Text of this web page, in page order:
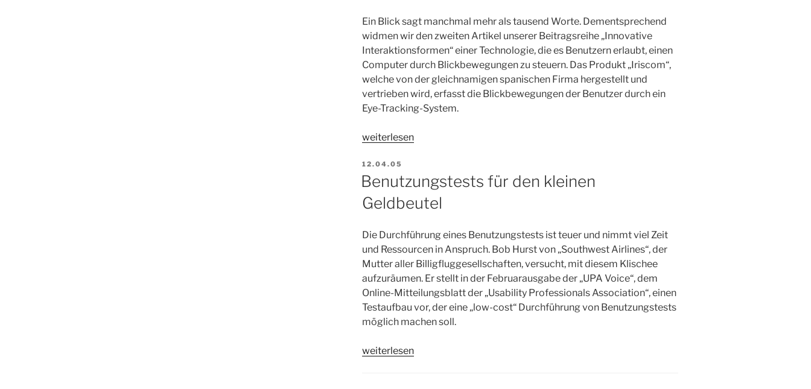
Ein Blick sagt manchmal mehr als tausend Worte. Dementsprechend
widmen wir den zweiten Artikel unserer Beitragsreihe „Innovative
Interaktionsformen“ einer Technologie, die es Benutzern erlaubt, einen
Computer durch Blickbewegungen zu steuern. Das Produkt „Iriscom“,
welche von der gleichnamigen spanischen Firma hergestellt und
vertrieben wird, erfasst die Blickbewegungen der Benutzer durch ein
Eye-Tracking-System.
„Klicken
Blicken“
weiterlesen
VERÖFFENTLICHT
AM
12.04.05
Benutzungstests für den kleinen
Geldbeutel
Die Durchführung eines Benutzungstests ist teuer und nimmt viel Zeit
und Ressourcen in Anspruch. Bob Hurst von „Southwest Airlines“, der
Mutter aller Billigfluggesellschaften, versucht, mit diesem Klischee
aufzuräumen. Er stellt in der Februarausgabe der „UPA Voice“, dem
Online-Mitteilungsblatt der „Usability Professionals Association“, einen
Testaufbau vor, der eine „low-cost“ Durchführung von Benutzungstests
möglich machen soll.
„Benutzungstests
weiterlesen